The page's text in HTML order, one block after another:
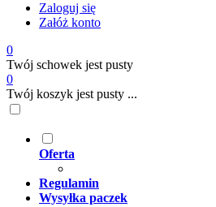
Zaloguj się
Załóż konto
0
Twój schowek jest pusty
0
Twój koszyk jest pusty ...
Oferta
Regulamin
Wysyłka paczek